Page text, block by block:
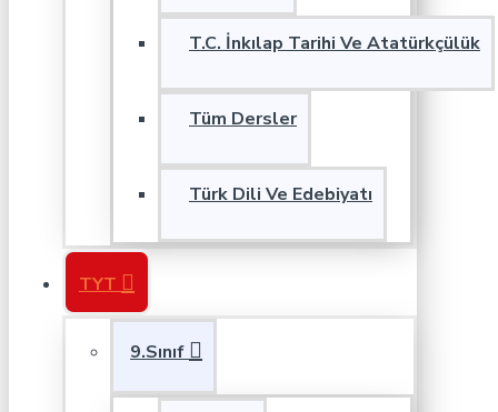
T.C. İnkılap Tarihi Ve Atatürkçülük
Tüm Dersler
Türk Dili Ve Edebiyatı
TYT
9.Sınıf